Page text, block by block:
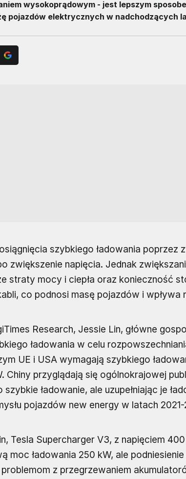
wysokoprądowym - jest lepszym
pojazdów elektrycznych w nadchodzących
szybkiego ładowania poprzez
zwiększenie napięcia. Jednak
straty mocy i ciepła oraz konieczność
co podnosi masę pojazdów i wpływa
Research, Jessie Lin, główne
ładowania w celu
UE i USA wymagają szybkiego
Chiny przyglądają się ogólnokrajowej
ładowanie, ale uzupełniając je
pojazdów new energy w latach
Tesla Supercharger V3, z napięciem
moc ładowania 250 kW, ale
z przegrzewaniem